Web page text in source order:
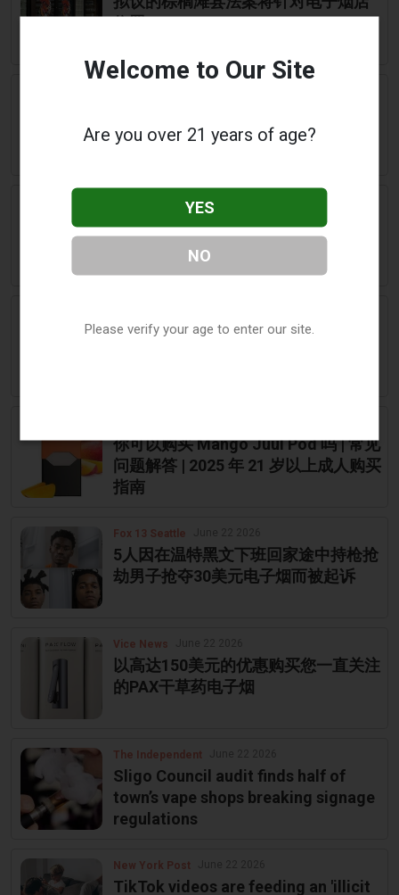
位置
烟使用者提供筛查与治疗
June 23 2026
亚利桑那州法规延伸至替代尼古丁供
Geek Bar 0 | 完整购买指南 & 概述
你可以购买 Mango Juul Pod 吗 | 常见
问题解答 | 2025 年 21 岁以上成人购买
指南
Fox 13 Seattle
5人因在温特黑文下班回家途中持枪抢
劫男子抢夺30美元电子烟而被起诉
Vice News
以高达150美元的优惠购买您一直关注
的PAX干草药电子烟
The Independent
Sligo Council audit finds half of
town’s vape shops breaking signage
regulations
New York Post
TikTok videos are feeding an 'illicit
Welcome to Our Site
Are you over 21 years of age?
YES
NO
Please verify your age to enter our site.